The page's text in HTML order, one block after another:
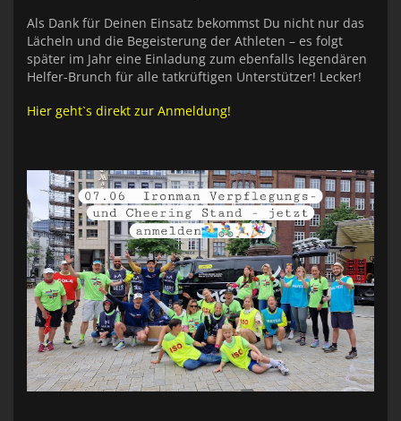
Als Dank für Deinen Einsatz bekommst Du nicht nur das
Lächeln und die Begeisterung der Athleten – es folgt
später im Jahr eine Einladung zum ebenfalls legendären
Helfer-Brunch für alle tatkrüftigen Unterstützer! Lecker!
Hier geht`s direkt zur Anmeldung!